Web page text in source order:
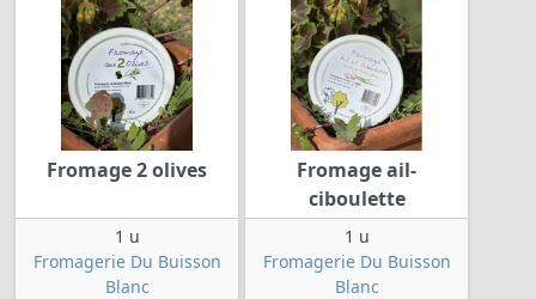
Fromage 2 olives
1 u
Fromagerie Du Buisson
Blanc
Fromage ail-
ciboulette
1 u
Fromagerie Du Buisson
Blanc